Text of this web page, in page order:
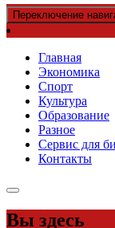
Переключение
Главная
Экономика
Спорт
Культура
Образование
Разное
Сервис для
Контакты
Вы здесь